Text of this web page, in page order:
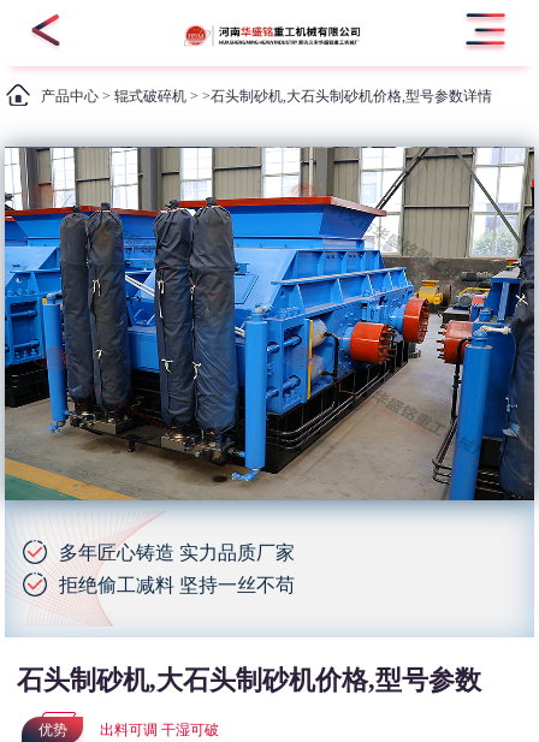
产品中心 >辊式破碎机 > >石头制砂机,大石头制砂机价格,型号参数详情
多年匠心铸造 实力品质厂家
拒绝偷工减料 坚持一丝不苟
石头制砂机,大石头制砂机价格,型号参数
优势 出料可调 干湿可破